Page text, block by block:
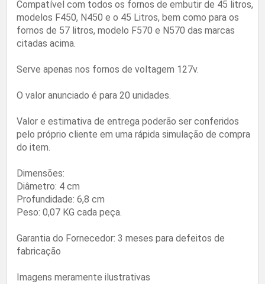
Compatível com todos os fornos de embutir de 45 litros,
modelos F450, N450 e o 45 Litros, bem como para os
fornos de 57 litros, modelo F570 e N570 das marcas
citadas acima.
Serve apenas nos fornos de voltagem 127v.
O valor anunciado é para 20 unidades.
Valor e estimativa de entrega poderão ser conferidos
pelo próprio cliente em uma rápida simulação de compra
do item.
Dimensões:
Diâmetro: 4 cm
Profundidade: 6,8 cm
Peso: 0,07 KG cada peça.
Garantia do Fornecedor: 3 meses para defeitos de
fabricação
Imagens meramente ilustrativas